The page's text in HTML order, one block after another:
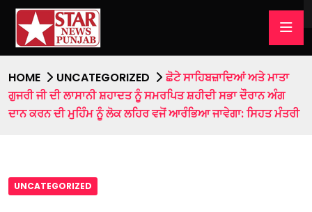
HOME UNCATEGORIZED
ਛੋਟੇ ਸਾਹਿਬਜ਼ਾਦਿਆਂ ਅਤੇ ਮਾਤਾ
ਗੁਜਰੀ ਜੀ ਦੀ ਲਾਸਾਨੀ ਸ਼ਹਾਦਤ ਨੂੰ ਸਮਰਪਿਤ ਸ਼ਹੀਦੀ ਸਭਾ ਦੌਰਾਨ ਅੰਗ
ਦਾਨ ਕਰਨ ਦੀ ਮੁਹਿੰਮ ਨੂੰ ਲੋਕ ਲਹਿਰ ਵਜੋਂ ਆਰੰਭਿਆ ਜਾਵੇਗਾ: ਸਿਹਤ ਮੰਤਰੀ
UNCATEGORIZED